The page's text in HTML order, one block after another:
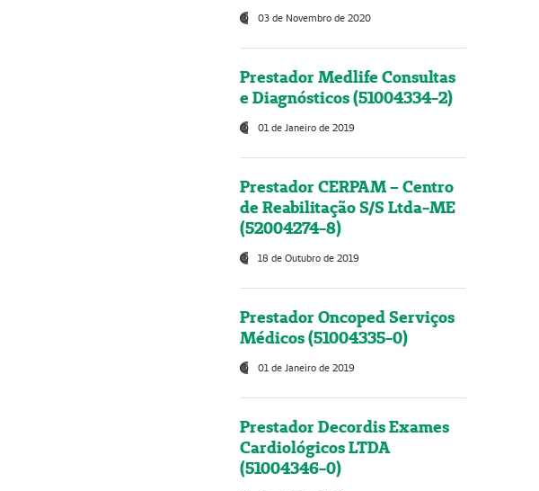
03 de Novembro de 2020
Prestador Medlife Consultas
e Diagnósticos (51004334-2)
01 de Janeiro de 2019
Prestador CERPAM – Centro
de Reabilitação S/S Ltda-ME
(52004274-8)
18 de Outubro de 2019
Prestador Oncoped Serviços
Médicos (51004335-0)
01 de Janeiro de 2019
Prestador Decordis Exames
Cardiológicos LTDA
(51004346-0)